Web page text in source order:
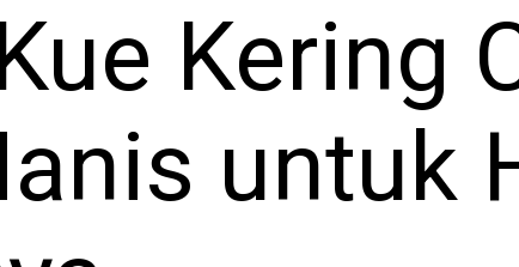
Kering
untuk